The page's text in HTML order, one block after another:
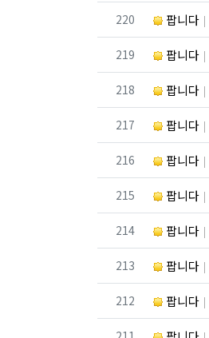
번호
220 팝니다
번호
219 팝니다
번호
218 팝니다
번호
217 팝니다
번호
216 팝니다
번호
215 팝니다
번호
214 팝니다
번호
213 팝니다
번호
212 팝니다